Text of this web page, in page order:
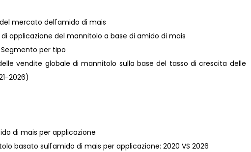
mercato dell'amido di mais
applicazione del mannitolo a base di amido di mais
per tipo
vendite globale di mannitolo sulla base del tasso di crescita delle
2026)
di mais per applicazione
basato sull'amido di mais per applicazione: 2020 VS 2026